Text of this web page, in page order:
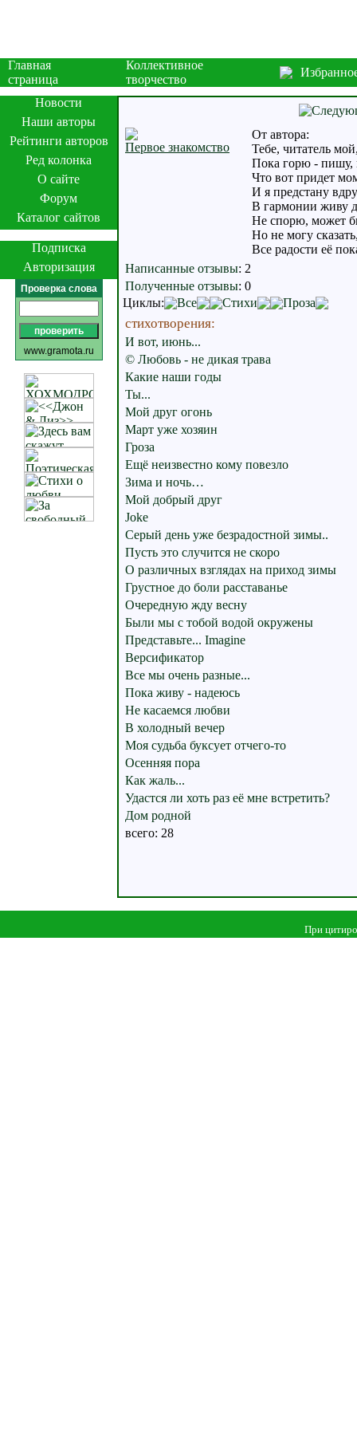
Главная
страница
Коллективное
творчество
Новости
Наши авторы
Рейтинги авторов
Ред колонка
О сайте
Форум
Каталог сайтов
Подписка
Авторизация
Проверка слова
www.gramota.ru
Первое знакомство
От автора:
Тебе, читатель
Пока горю - пишу,
Что вот придет
И я предстану
В гармонии живу
Не спорю, может
Но не могу
Все радости её
Написанные отзывы: 2
Полученные отзывы: 0
Циклы:
Все Стихи Проза
стихотворения:
И вот, июнь...
© Любовь - не дикая трава
Какие наши годы
Ты...
Мой друг огонь
Март уже хозяин
Гроза
Ещё неизвестно кому повезло
Зима и ночь…
Мой добрый друг
Joke
Серый день уже безрадостной зимы..
Пусть это случится не скоро
О различных взглядах на приход зимы
Грустное до боли расставанье
Очередную жду весну
Были мы с тобой водой окружены
Представьте... Imagine
Версификатор
Все мы очень разные...
Пока живу - надеюсь
Не касаемся любви
В холодный вечер
Моя судьба буксует отчего-то
Осенняя пора
Как жаль...
Удастся ли хоть раз её мне встретить?
Дом родной
всего: 28
При